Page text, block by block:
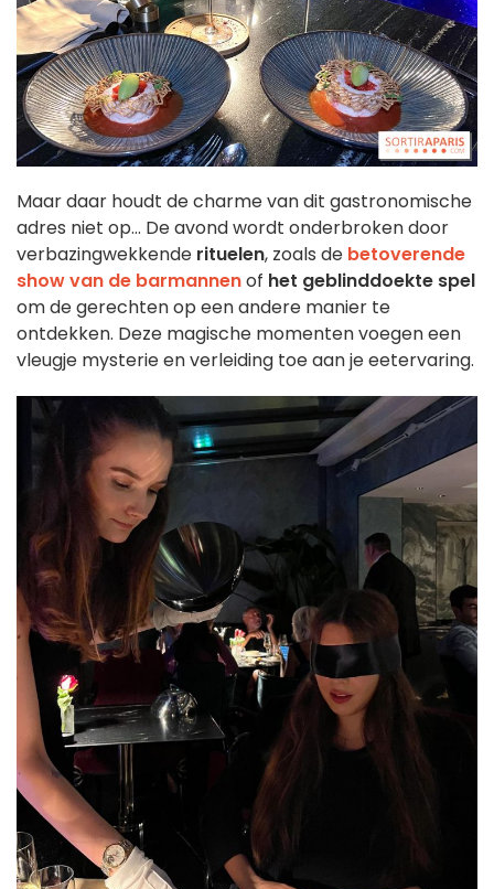
Maar daar houdt de charme van dit gastronomische
adres niet op... De avond wordt onderbroken door
verbazingwekkende rituelen, zoals de betoverende
show van de barmannenof het geblinddoekte spel
om de gerechten op een andere manier te
ontdekken. Deze magische momenten voegen een
vleugje mysterie en verleiding toe aan je eetervaring.